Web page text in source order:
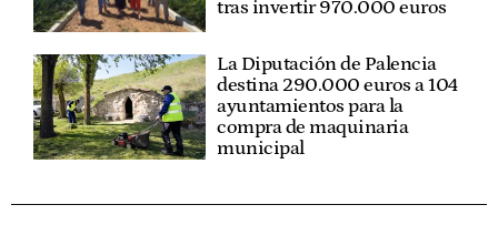
tras invertir 970.000 euros
La Diputación de Palencia
destina 290.000 euros a 104
ayuntamientos para la
compra de maquinaria
municipal